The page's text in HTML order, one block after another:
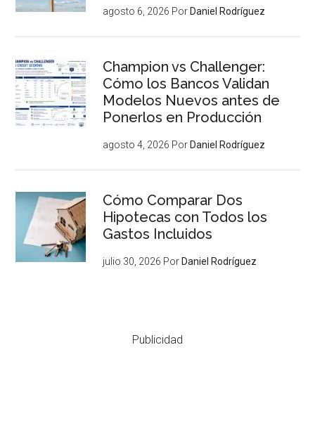
agosto 6, 2026 Por Daniel Rodríguez
Champion vs Challenger:
Cómo los Bancos Validan
Modelos Nuevos antes de
Ponerlos en Producción
agosto 4, 2026 Por Daniel Rodríguez
Cómo Comparar Dos
Hipotecas con Todos los
Gastos Incluidos
julio 30, 2026 Por Daniel Rodríguez
Publicidad